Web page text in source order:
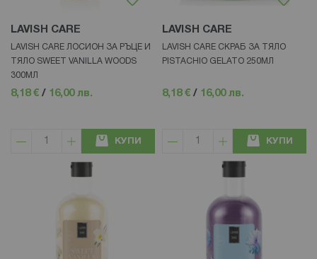
LAVISH CARE
LAVISH CARE ЛОСИОН ЗА РЪЦЕ И
ТЯЛО SWEET VANILLA WOODS
300МЛ
8,18 € / 16,00 лв.
КУПИ
LAVISH CARE
LAVISH CARE СКРАБ ЗА ТЯЛО
PISTACHIO GELATO 250МЛ
8,18 € / 16,00 лв.
КУПИ